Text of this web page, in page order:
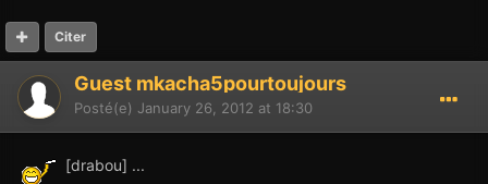
Citer
Guest mkacha5pourtoujours
Posté(e) January 26, 2012 at 18:30
[drabou] ...